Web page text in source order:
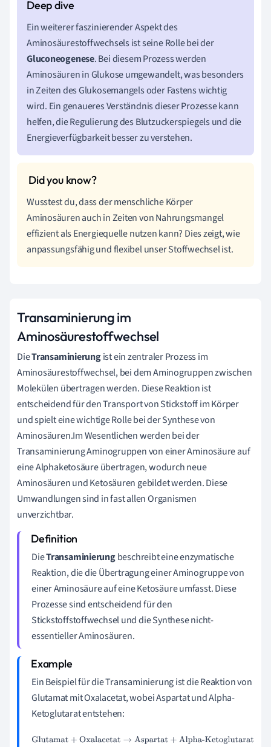
Ein weiterer faszinierender Aspekt des
Aminosäurestoffwechsels ist seine Rolle bei der
Gluconeogenese. Bei diesem Prozess werden
Aminosäuren in Glukose umgewandelt, was besonders
in Zeiten des Glukosemangels oder Fastens wichtig
wird. Ein genaueres Verständnis dieser Prozesse kann
helfen, die Regulierung des Blutzuckerspiegels und die
Energieverfügbarkeit besser zu verstehen.
Wusstest du, dass der menschliche Körper
Aminosäuren auch in Zeiten von Nahrungsmangel
effizient als Energiequelle nutzen kann? Dies zeigt, wie
anpassungsfähig und flexibel unser Stoffwechsel ist.
Transaminierung im
Aminosäurestoffwechsel
DieTransaminierungist ein zentraler Prozess im
Aminosäurestoffwechsel, bei dem Aminogruppen zwischen
Molekülen übertragen werden. Diese Reaktion ist
entscheidend für den Transport von Stickstoff im Körper
und spielt eine wichtige Rolle bei der Synthese von
Aminosäuren.Im Wesentlichen werden bei der
Transaminierung Aminogruppen von einer Aminosäure auf
eine Alphaketosäure übertragen, wodurch neue
Aminosäuren und Ketosäuren gebildet werden. Diese
Umwandlungen sind in fast allen Organismen
unverzichtbar.
DieTransaminierungbeschreibt eine enzymatische
Reaktion, die die Übertragung einer Aminogruppe von
einer Aminosäure auf eine Ketosäure umfasst. Diese
Prozesse sind entscheidend für den
Stickstoffstoffwechsel und die Synthese nicht-
essentieller Aminosäuren.
Ein Beispiel für die Transaminierung ist die Reaktion von
Glutamat mit Oxalacetat, wobei Aspartat und Alpha-
Ketoglutarat entstehen:
Glutamat+Oxalacetat→Aspartat+Alpha-Ketoglutarat